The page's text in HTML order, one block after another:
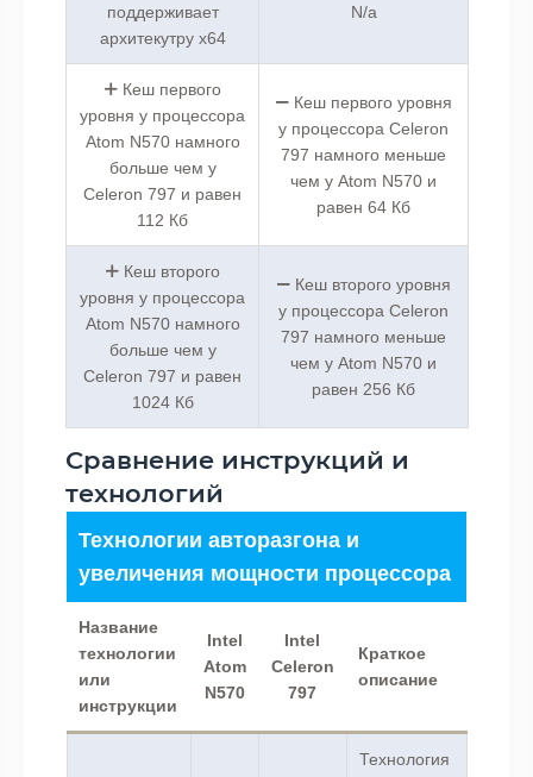
поддерживает
архитекутру x64
N/a
Кеш первого
уровня у процессора
Atom N570 намного
больше чем у
Celeron 797 и равен
112 Кб
Кеш первого уровня
у процессора Celeron
797 намного меньше
чем у Atom N570 и
равен 64 Кб
Кеш второго
уровня у процессора
Atom N570 намного
больше чем у
Celeron 797 и равен
1024 Кб
Кеш второго уровня
у процессора Celeron
797 намного меньше
чем у Atom N570 и
равен 256 Кб
Сравнение инструкций и
технологий
Технологии авторазгона и
увеличения мощности процессора
Название
технологии
или
инструкции
Intel
Atom
N570
Intel
Celeron
797
Краткое
описание
Технология